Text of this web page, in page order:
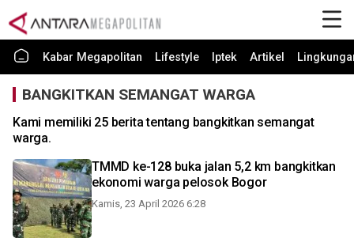
Kabar Megapolitan Lifestyle Iptek Artikel
BANGKITKAN SEMANGAT WARGA
Kami memiliki 25 berita tentang bangkitkan semangat
warga.
TMMD ke-128 buka jalan 5,2 km bangkitkan
ekonomi warga pelosok Bogor
Kamis, 23 April 2026 6:28